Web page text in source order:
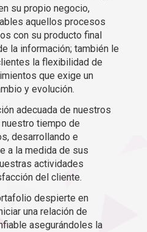
su propio negocio,
aquellos procesos
con su producto final
la información; también le
la flexibilidad de
que exige un
y evolución.
adecuada de nuestros
tiempo de
desarrollando e
a la medida de sus
actividades
del cliente.
despierte en
una relación de
asegurándoles la